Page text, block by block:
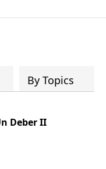
By Topics
Deber II